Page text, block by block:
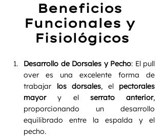
Beneficios
Funcionales y
Fisiológicos
Desarrollo de Dorsales y Pecho: El pull
over es una excelente forma de
trabajar
los dorsales, el pectorales
mayor y el serrato anterior,
proporcionando un desarrollo
equilibrado entre la espalda y el
pecho.